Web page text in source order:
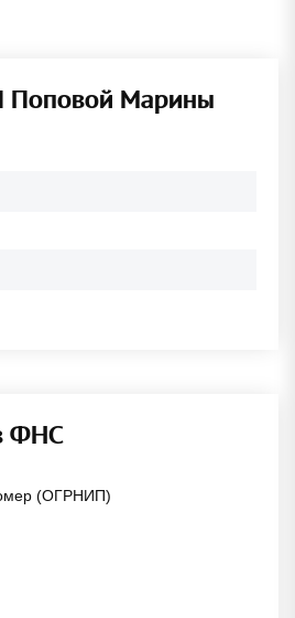
Поповой Марины
ФНС
(ОГРНИП)